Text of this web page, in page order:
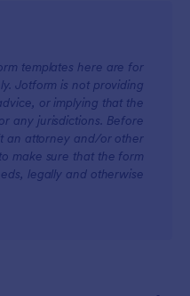
للفرق
templates here are for
Jotform is not providing
or implying that the
any jurisdictions. Before
an attorney and/or other
make sure that the form
legally and otherwise.